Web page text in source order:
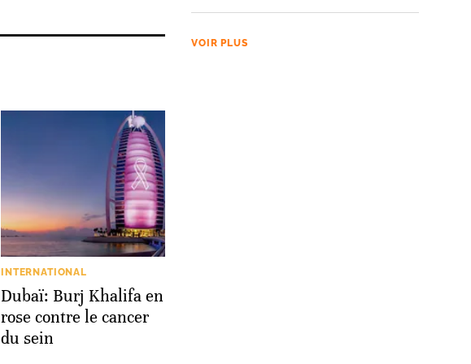
INTERNATIONAL
Dubaï: Burj Khalifa en
rose contre le cancer
du sein
VOIR PLUS